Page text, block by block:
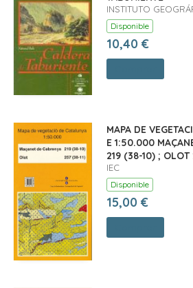
INSTITUTO
Disponible
10,40 €
MAPA DE
E 1:50.000
219 (38-10) ; OLOT
IEC
Disponible
15,00 €